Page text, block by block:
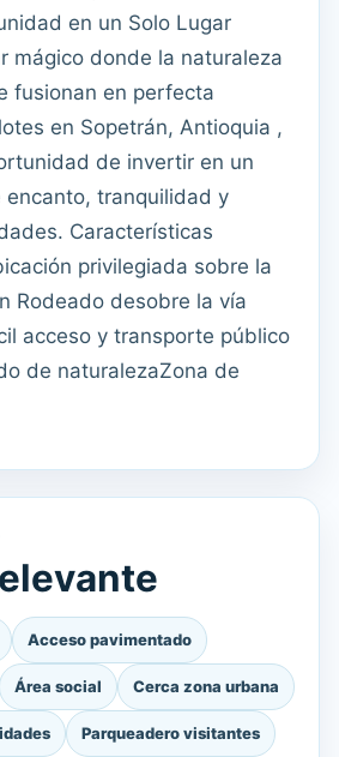
en un Solo Lugar
mágico donde la naturaleza
fusionan en perfecta
en Sopetrán, Antioquia ,
de invertir en un
encanto, tranquilidad y
Características
privilegiada sobre la
Rodeado desobre la vía
acceso y transporte público
de naturalezaZona de
Acceso pavimentado
Área social Cerca zona urbana
Parqueadero visitantes